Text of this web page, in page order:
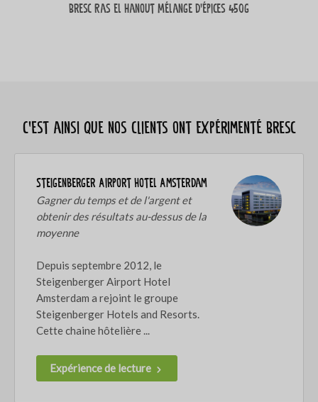
Bresc Ras el hanout Mélange d’épices 450g
C’est ainsi que nos clients ont expérimenté Bresc
Steigenberger Airport Hotel Amsterdam
Gagner du temps et de l'argent et
obtenir des résultats au-dessus de la
moyenne
Depuis septembre 2012, le
Steigenberger Airport Hotel
Amsterdam a rejoint le groupe
Steigenberger Hotels and Resorts.
Cette chaine hôtelière ...
Expérience de lecture